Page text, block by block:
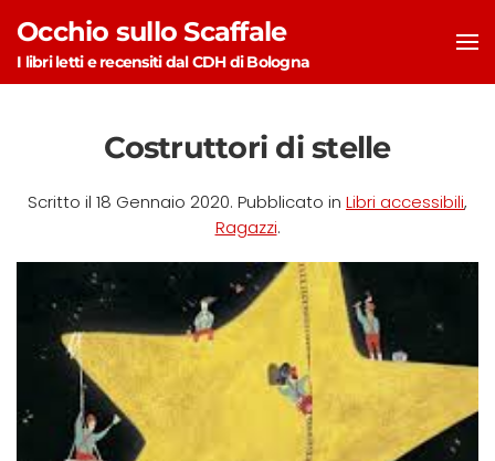
Skip to main content
Occhio sullo Scaffale
I libri letti e recensiti dal CDH di Bologna
Costruttori di stelle
Scritto il 18 Gennaio 2020. Pubblicato in Libri accessibili,
Ragazzi.